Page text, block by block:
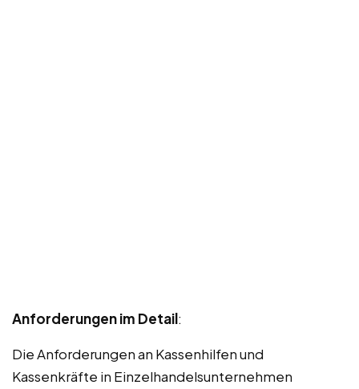
Anforderungen im Detail:
Die Anforderungen an Kassenhilfen und
Kassenkräfte in Einzelhandelsunternehmen